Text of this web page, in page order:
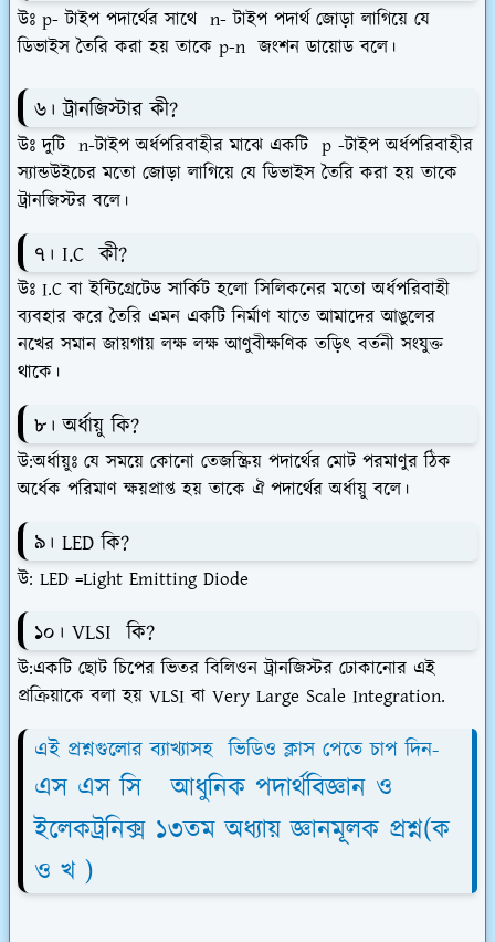
উঃ p- টাইপ পদার্থের সাথে n- টাইপ পদার্থ জোড়া লাগিয়ে যে
ডিভাইস তৈরি করা হয় তাকে p-n জংশন ডায়োড বলে।
৬। ট্রানজিস্টার কী?
উঃ দুটি n-টাইপ অর্ধপরিবাহীর মাঝে একটি p -টাইপ অর্ধপরিবাহীর
স্যান্ডউইচের মতো জোড়া লাগিয়ে যে ডিভাইস তৈরি করা হয় তাকে
ট্রানজিস্টর বলে।
৭। I.C কী?
উঃ I.C বা ইন্টিগ্রেটেড সার্কিট হলো সিলিকনের মতো অর্ধপরিবাহী
ব্যবহার করে তৈরি এমন একটি নির্মাণ যাতে আমাদের আঙুলের
নখের সমান জায়গায় লক্ষ লক্ষ আণুবীক্ষণিক তড়িৎ বর্তনী সংযুক্ত
থাকে।
৮। অর্ধায়ু কি?
উ:অর্ধায়ুঃ যে সময়ে কোনো তেজস্ক্রিয় পদার্থের মোট পরমাণুর ঠিক
অর্ধেক পরিমাণ ক্ষয়প্রাপ্ত হয় তাকে ঐ পদার্থের অর্ধায়ু বলে।
৯। LED কি?
উ: LED =Light Emitting Diode
১০। VLSI কি?
উ:একটি ছোট চিপের ভিতর বিলিওন ট্রানজিস্টর ঢোকানোর এই
প্রক্রিয়াকে বলা হয় VLSI বা Very Large Scale Integration.
এই প্রশ্নগুলোর ব্যাখ্যাসহ ভিডিও ক্লাস পেতে চাপ দিন-
এস এস সি আধুনিক পদার্থবিজ্ঞান ও
ইলেকট্রনিক্স ১৩তম অধ্যায় জ্ঞানমূলক প্রশ্ন(ক
ও খ )